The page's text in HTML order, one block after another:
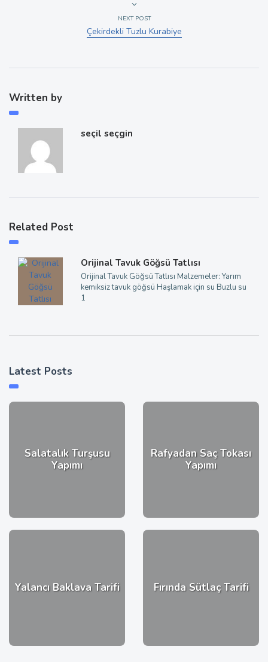
NEXT POST
Çekirdekli Tuzlu Kurabiye
Written by
seçil seçgin
Related Post
Orijinal Tavuk Göğsü Tatlısı
Orijinal Tavuk Göğsü Tatlısı Malzemeler: Yarım
kemiksiz tavuk göğsü Haşlamak için su Buzlu su
1
Latest Posts
Salatalık Turşusu
Yapımı
Rafyadan Saç Tokası
Yapımı
Yalancı Baklava Tarifi Fırında Sütlaç Tarifi